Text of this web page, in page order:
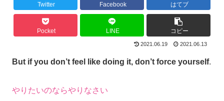
Twitter Facebook はてブ
Pocket LINE コピー
2021.06.19 2021.06.13
But if you don’t feel like doing it, don’t force yourself.
やりたいのならやりなさい